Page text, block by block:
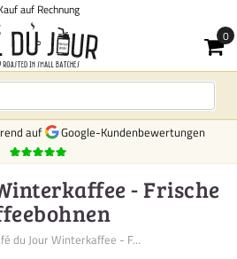
auf Google-Kundenbewertungen
- Frische
du Jour Winterkaffee - F...